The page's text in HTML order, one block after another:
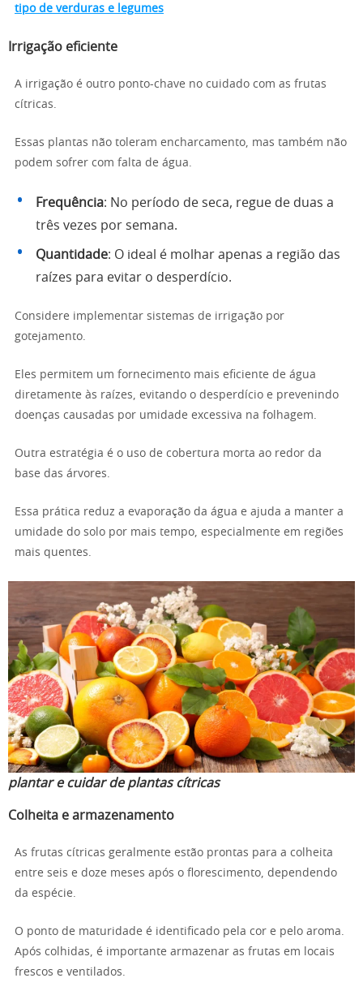
tipo de verduras e legumes
Irrigação eficiente
A irrigação é outro ponto-chave no cuidado com as frutas
cítricas.
Essas plantas não toleram encharcamento, mas também não
podem sofrer com falta de água.
Frequência: No período de seca, regue de duas a
três vezes por semana.
Quantidade: O ideal é molhar apenas a região das
raízes para evitar o desperdício.
Considere implementar sistemas de irrigação por
gotejamento.
Eles permitem um fornecimento mais eficiente de água
diretamente às raízes, evitando o desperdício e prevenindo
doenças causadas por umidade excessiva na folhagem.
Outra estratégia é o uso de cobertura morta ao redor da
base das árvores.
Essa prática reduz a evaporação da água e ajuda a manter a
umidade do solo por mais tempo, especialmente em regiões
mais quentes.
plantar e cuidar de plantas cítricas
Colheita e armazenamento
As frutas cítricas geralmente estão prontas para a colheita
entre seis e doze meses após o florescimento, dependendo
da espécie.
O ponto de maturidade é identificado pela cor e pelo aroma.
Após colhidas, é importante armazenar as frutas em locais
frescos e ventilados.